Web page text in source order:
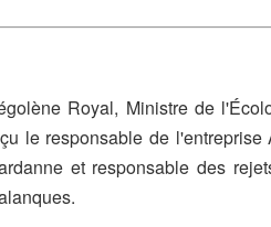
Royal, Ministre de
le responsable de
et responsable des